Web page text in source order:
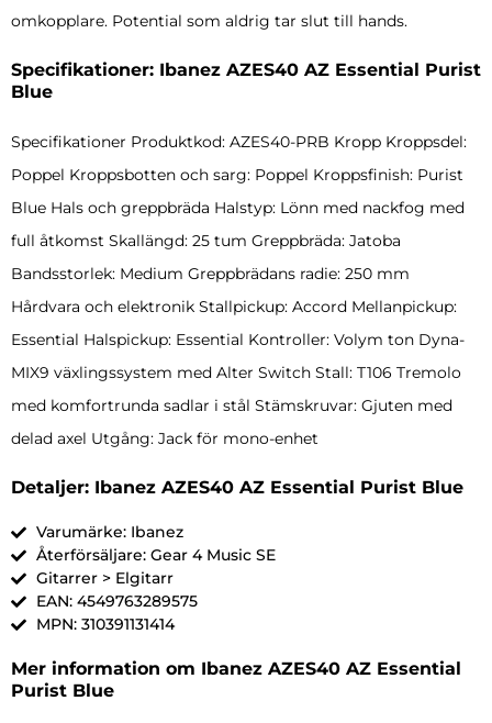
omkopplare. Potential som aldrig tar slut till hands.
Specifikationer: Ibanez AZES40 AZ Essential Purist
Blue
Specifikationer Produktkod: AZES40-PRB Kropp Kroppsdel:
Poppel Kroppsbotten och sarg: Poppel Kroppsfinish: Purist
Blue Hals och greppbräda Halstyp: Lönn med nackfog med
full åtkomst Skallängd: 25 tum Greppbräda: Jatoba
Bandsstorlek: Medium Greppbrädans radie: 250 mm
Hårdvara och elektronik Stallpickup: Accord Mellanpickup:
Essential Halspickup: Essential Kontroller: Volym ton Dyna-
MIX9 växlingssystem med Alter Switch Stall: T106 Tremolo
med komfortrunda sadlar i stål Stämskruvar: Gjuten med
delad axel Utgång: Jack för mono-enhet
Detaljer: Ibanez AZES40 AZ Essential Purist Blue
Varumärke: Ibanez
Återförsäljare: Gear 4 Music SE
Gitarrer > Elgitarr
EAN: 4549763289575
MPN: 310391131414
Mer information om Ibanez AZES40 AZ Essential
Purist Blue